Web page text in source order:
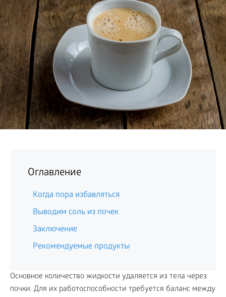
Оглавление
Когда пора избавляться
Выводим соль из почек
Заключение
Рекомендуемые продукты
Основное количество жидкости удаляется из тела через
почки. Для их работоспособности требуется баланс между